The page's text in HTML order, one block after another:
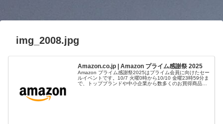
img_2008.jpg
Amazon.co.jp | Amazon プライム感謝祭 2025
Amazon プライム感謝祭2025はプライム会員に向けたセー
ルイベントです。10/7 火曜0時から10/10 金曜23時59分ま
で、トップブランドや中小企業から数多くのお買得商品が